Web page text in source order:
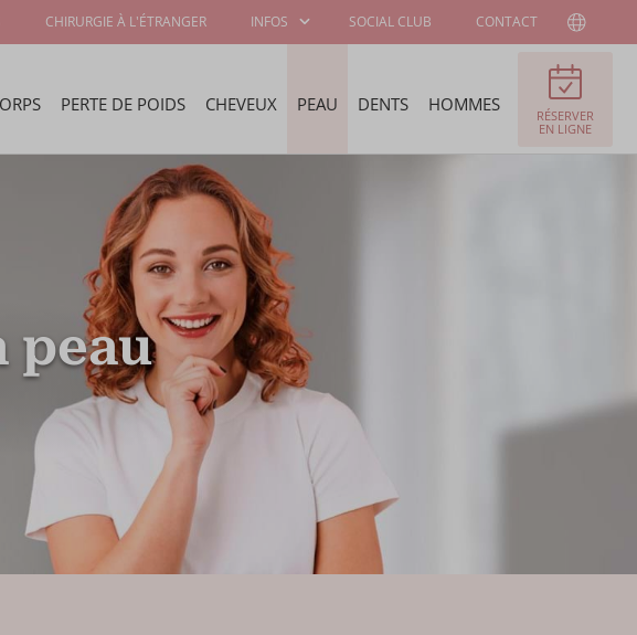
PERTE DE POIDS CHEVEUX PEAU DENTS HOMMES
RÉSERVER
EN LIGNE
CHIRURGIE À L'ÉTRANGER INFOS
CHIRURGIENS ET
SPÉCIALISTES
PROGRAMME DE
STAGE
SOCIAL CLUB CONTACT
peau